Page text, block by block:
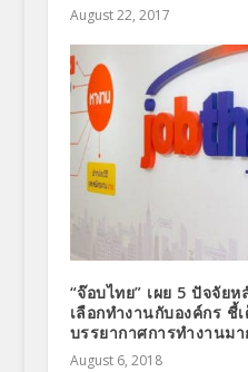
August 22, 2017
“จ๊อบไทย” เผย 5 ปัจจัย
เลือกทำงานกับองค์กร ชี้
บรรยากาศการทำงานม
August 6, 2018